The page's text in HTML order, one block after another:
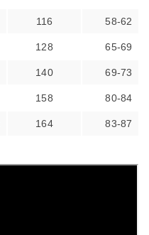
116 58-62
128 65-69
140 69-73
158 80-84
164 83-87